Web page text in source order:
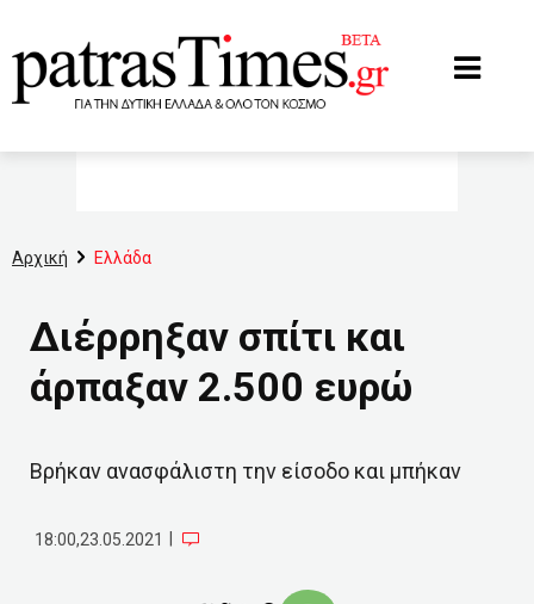
Αρχική Ελλάδα
Διέρρηξαν σπίτι και
άρπαξαν 2.500 ευρώ
Βρήκαν ανασφάλιστη την είσοδο και μπήκαν
18:00,23.05.2021